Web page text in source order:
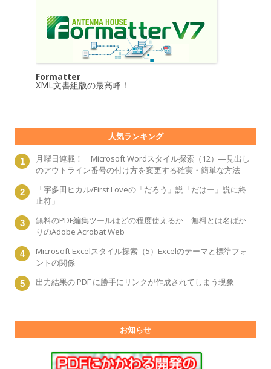
Formatter
XML文書組版の最高峰！
人気ランキング
月曜日連載！ Microsoft Wordスタイル探索（12）―見出し
のアウトライン番号の付け方を変更する確実・簡単な方法
「宇多田ヒカル/First Loveの「だろう」説「だはー」説に終
止符」
無料のPDF編集ツールはどの程度使えるか―無料とは名ばか
りのAdobe Acrobat Web
Microsoft Excelスタイル探索（5）Excelのテーマと標準フォ
ントの関係
出力結果の PDF に勝手にリンクが作成されてしまう現象
お知らせ